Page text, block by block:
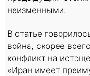
неизменными.
В статье
война, скорее
конфликт на
«Иран имеет